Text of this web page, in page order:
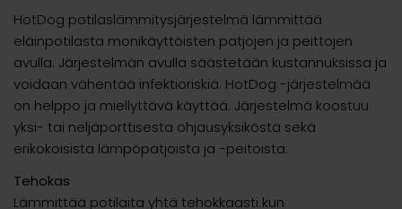
HotDog potilaslämmitysjärjestelmä lämmittää
eläinpotilasta monikäyttöisten patjojen ja peittojen
avulla. Järjestelmän avulla säästetään kustannuksissa ja
voidaan vähentää infektioriskiä. HotDog -järjestelmää
on helppo ja miellyttävä käyttää. Järjestelmä koostuu
yksi- tai neljäporttisesta ohjausyksiköstä sekä
erikokoisista lämpöpatjoista ja -peitoista.
Tehokas
Lämmittää potilaita yhtä tehokkaasti kun